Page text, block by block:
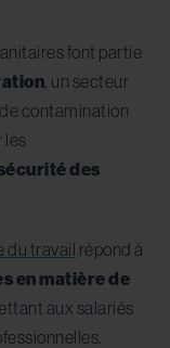
font partie
, un secteur
contamination
les
des
du travail répond à
en matière de
aux salariés